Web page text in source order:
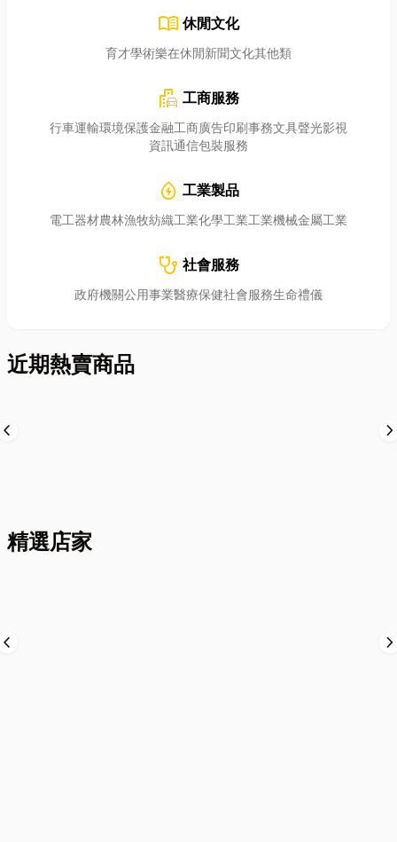
menu_book休閒文化
育才學術樂在休閒新聞文化其他類
emoji_transportation 工商服務
行車運輸環境保護金融工商廣告印刷事務文具聲光影視
資訊通信包裝服務
water_ec 工業製品
電工器材農林漁牧紡織工業化學工業工業機械金屬工業
stethoscope 社會服務
政府機關公用事業醫療保健社會服務生命禮儀
近期熱賣商品
精選店家